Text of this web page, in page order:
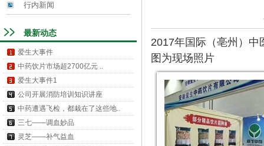
行内新闻
最新动态
爱生大事件
中药饮片市场超2700亿元 ..
爱生大事件1
公司开展消防培训知识讲座
中药遭遇飞检，都栽在了这些地..
三七——调血妙品
灵芝——补气益血
2017年国际（亳州）
图为现场照片